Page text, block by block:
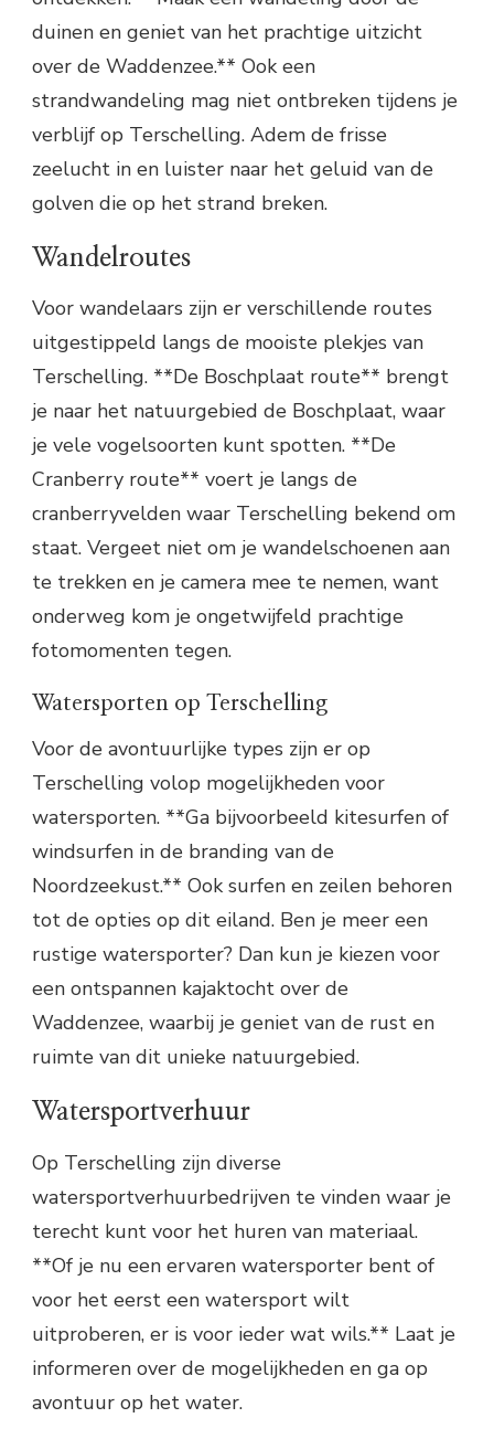
duinen en geniet van het prachtige uitzicht
over de Waddenzee.** Ook een
strandwandeling mag niet ontbreken tijdens je
verblijf op Terschelling. Adem de frisse
zeelucht in en luister naar het geluid van de
golven die op het strand breken.
Wandelroutes
Voor wandelaars zijn er verschillende routes
uitgestippeld langs de mooiste plekjes van
Terschelling. **De Boschplaat route** brengt
je naar het natuurgebied de Boschplaat, waar
je vele vogelsoorten kunt spotten. **De
Cranberry route** voert je langs de
cranberryvelden waar Terschelling bekend om
staat. Vergeet niet om je wandelschoenen aan
te trekken en je camera mee te nemen, want
onderweg kom je ongetwijfeld prachtige
fotomomenten tegen.
Watersporten op Terschelling
Voor de avontuurlijke types zijn er op
Terschelling volop mogelijkheden voor
watersporten. **Ga bijvoorbeeld kitesurfen of
windsurfen in de branding van de
Noordzeekust.** Ook surfen en zeilen behoren
tot de opties op dit eiland. Ben je meer een
rustige watersporter? Dan kun je kiezen voor
een ontspannen kajaktocht over de
Waddenzee, waarbij je geniet van de rust en
ruimte van dit unieke natuurgebied.
Watersportverhuur
Op Terschelling zijn diverse
watersportverhuurbedrijven te vinden waar je
terecht kunt voor het huren van materiaal.
**Of je nu een ervaren watersporter bent of
voor het eerst een watersport wilt
uitproberen, er is voor ieder wat wils.** Laat je
informeren over de mogelijkheden en ga op
avontuur op het water.